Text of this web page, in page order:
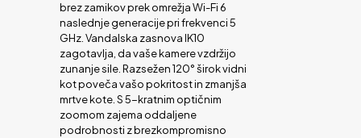
brez zamikov prek omrežja Wi-Fi 6
naslednje generacije pri frekvenci 5
GHz. Vandalska zasnova IK10
zagotavlja, da vaše kamere vzdržijo
zunanje sile. Razsežen 120° širok vidni
kot poveča vašo pokritost in zmanjša
mrtve kote. S 5-kratnim optičnim
zoomom zajema oddaljene
podrobnosti z brezkompromisno